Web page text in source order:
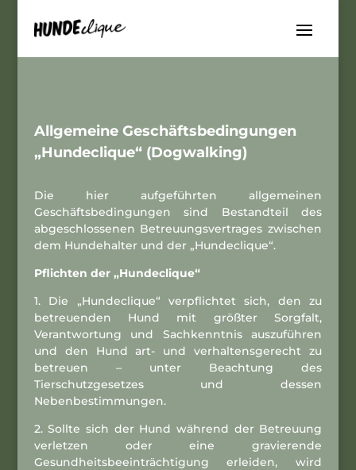
Allgemeine Geschäftsbedingungen
„Hundeclique“ (Dogwalking)
Die hier aufgeführten allgemeinen
Geschäftsbedingungen sind Bestandteil des
abgeschlossenen Betreuungsvertrages zwischen
dem Hundehalter und der „Hundeclique“.
Pflichten der „Hundeclique“
1. Die „Hundeclique“ verpflichtet sich, den zu
betreuenden Hund mit größter Sorgfalt,
Verantwortung und Sachkenntnis auszuführen
und den Hund art- und verhaltensgerecht zu
betreuen – unter Beachtung des
Tierschutzgesetzes und dessen
Nebenbestimmungen.
2. Sollte sich der Hund während der Betreuung
verletzen oder eine gravierende
Gesundheitsbeeinträchtigung erleiden, wird